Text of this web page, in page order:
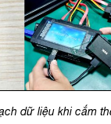
dữ liệu khi cắm